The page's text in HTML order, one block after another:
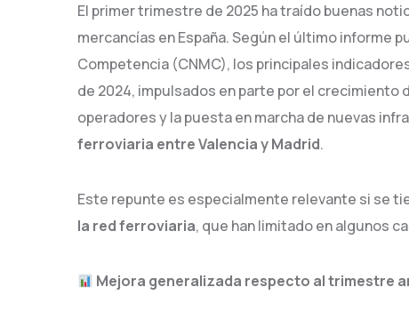
El primer trimestre de 2025 ha traído buenas
mercancías en España. Según el último informe
Competencia (CNMC), los principales
de 2024, impulsados en parte por el
operadores y la puesta en marcha de nuevas
ferroviaria entre Valencia y Madrid.
Este repunte es especialmente relevante si se
la red ferroviaria, que han limitado en algunos
Mejora generalizada respecto al trimestre